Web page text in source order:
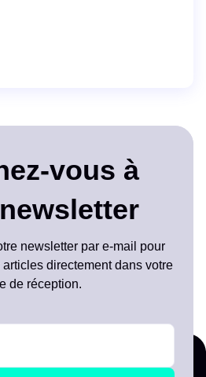
vous à
newsletter par e-mail pour
directement dans votre
de réception.